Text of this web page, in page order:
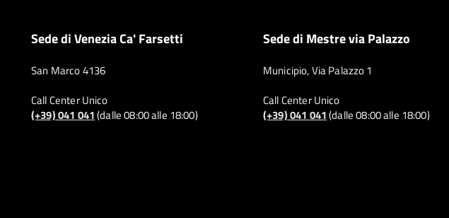
Sede di Venezia Ca' Farsetti
San Marco 4136
Call Center Unico
(+39) 041 041(dalle 08:00 alle 18:00)
Sede di Mestre via Palazzo
Municipio, Via Palazzo 1
Call Center Unico
(+39) 041 041(dalle 08:00 alle 18:00)